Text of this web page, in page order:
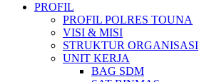
PROFIL
PROFIL POLRES TOUNA
VISI & MISI
STRUKTUR ORGANISASI
UNIT KERJA
BAG SDM